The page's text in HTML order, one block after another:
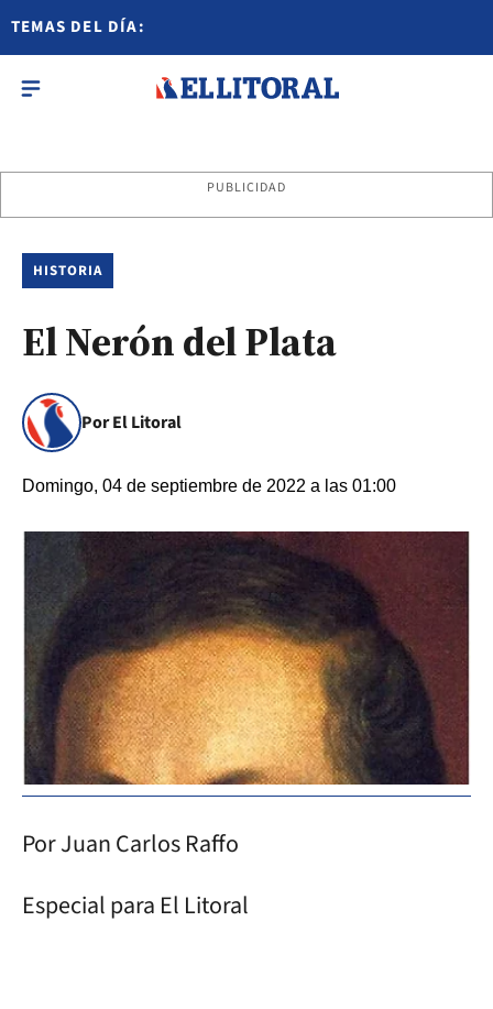
TEMAS DEL DÍA:
PUBLICIDAD
HISTORIA
El Nerón del Plata
Por El Litoral
Domingo, 04 de septiembre de 2022 a las 01:00
Por Juan Carlos Raffo
Especial para El Litoral